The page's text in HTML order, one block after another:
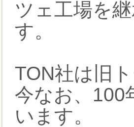
ツェ工場を
す。
TON社は旧
今なお、100
います。